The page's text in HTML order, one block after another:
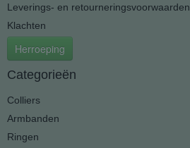
Leverings- en retourneringsvoorwaarden
Klachten
Herroeping
Categorieën
Colliers
Armbanden
Ringen